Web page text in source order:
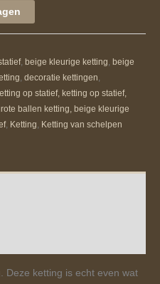
, beige kleurige ketting, beige
, decoratie kettingen,
op statief, ketting op statief,
ballen ketting, beige kleurige
, Ketting, Ketting van schelpen
Deze ketting is echt even wat